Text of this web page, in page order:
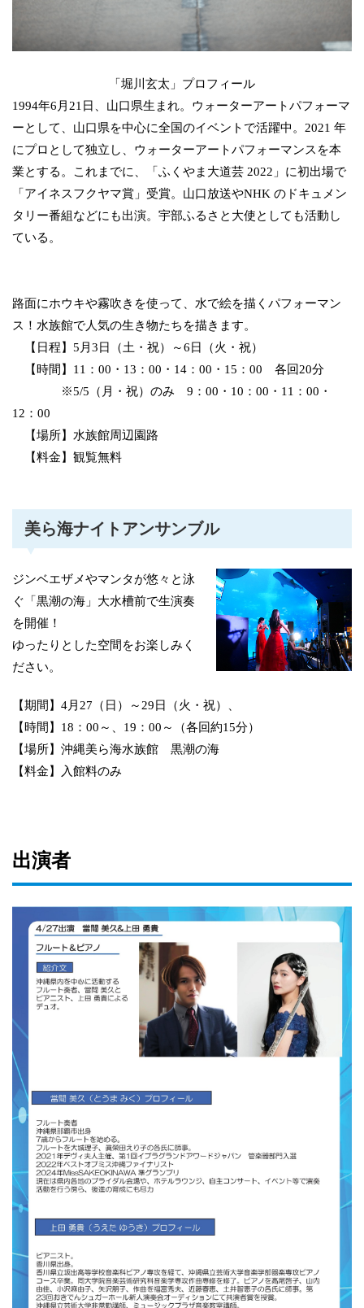
「堀川玄太」プロフィール
1994年6月21日、山口県生まれ。ウォーターアートパフォーマ
ーとして、山口県を中心に全国のイベントで活躍中。2021 年
にプロとして独立し、ウォーターアートパフォーマンスを本
業とする。これまでに、「ふくやま大道芸 2022」に初出場で
「アイネスフクヤマ賞」受賞。山口放送やNHK のドキュメン
タリー番組などにも出演。宇部ふるさと大使としても活動し
ている。
路面にホウキや霧吹きを使って、水で絵を描くパフォーマン
ス！水族館で人気の生き物たちを描きます。
【日程】5月3日（土・祝）～6日（火・祝）
【時間】11：00・13：00・14：00・15：00 各回20分
※5/5（月・祝）のみ 9：00・10：00・11：00・
12：00
【場所】水族館周辺園路
【料金】観覧無料
美ら海ナイトアンサンブル
ジンベエザメやマンタが悠々と泳
ぐ「黒潮の海」大水槽前で生演奏
を開催！
ゆったりとした空間をお楽しみく
ださい。
【期間】4月27（日）～29日（火・祝）、
【時間】18：00～、19：00～（各回約15分）
【場所】沖縄美ら海水族館 黒潮の海
【料金】入館料のみ
出演者